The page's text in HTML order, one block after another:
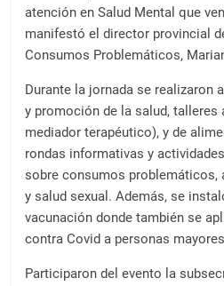
atención en Salud Mental que
manifestó el director provincial
Consumos Problemáticos,
Durante la jornada se realizaron
y promoción de la salud,
mediador terapéutico), y de
rondas informativas y
sobre consumos problemáticos,
y salud sexual. Además, se
vacunación donde también se
contra Covid a personas
Participaron del evento la